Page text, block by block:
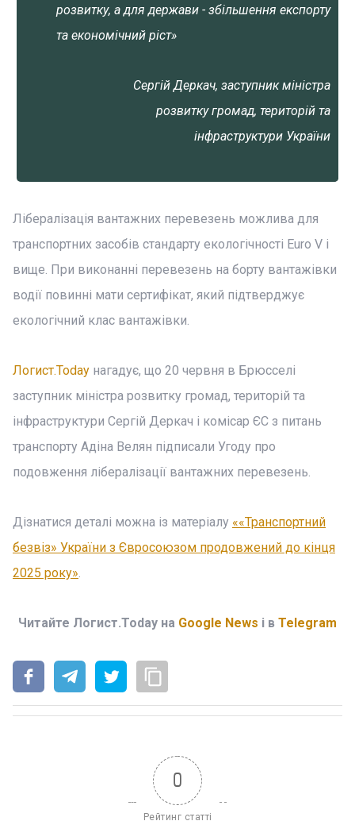
розвитку, а для держави - збільшення експорту
та економічний ріст»
Сергій Деркач, заступник міністра
розвитку громад, територій та
інфраструктури України
Лібералізація вантажних перевезень можлива для
транспортних засобів стандарту екологічності Euro V і
вище. При виконанні перевезень на борту вантажівки
водії повинні мати сертифікат, який підтверджує
екологічний клас вантажівки.
Логист.Today нагадує, що 20 червня в Брюсселі
заступник міністра розвитку громад, територій та
інфраструктури Сергій Деркач і комісар ЄС з питань
транспорту Адіна Велян підписали Угоду про
подовження лібералізації вантажних перевезень.
Дізнатися деталі можна із матеріалу ««Транспортний
безвіз» України з Євросоюзом продовжений до кінця
2025 року».
Читайте Логист.Today на Google News і в Telegram
0
Рейтинг статті